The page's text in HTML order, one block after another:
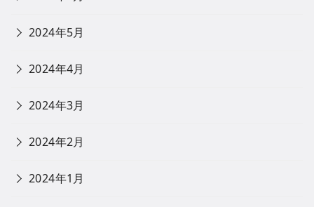
2024年5月
2024年4月
2024年3月
2024年2月
2024年1月